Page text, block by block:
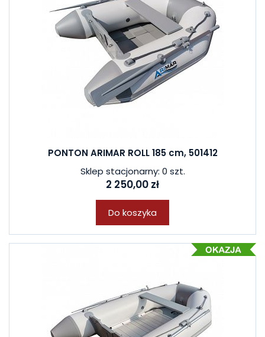
PONTON ARIMAR ROLL 185 cm, 501412
Sklep stacjonarny: 0 szt.
2 250,00 zł
Do koszyka